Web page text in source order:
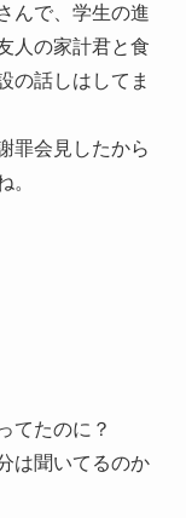
んで、学生の進
人の家計君と食
の話しはしてま
罪会見したから
。
てたのに？
は聞いてるのか